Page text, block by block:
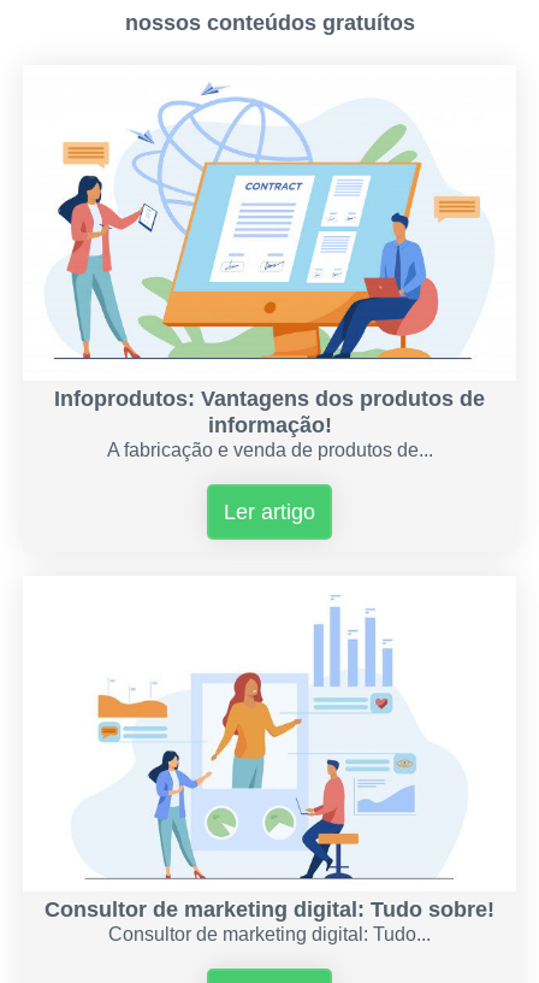
nossos conteúdos gratuítos
Infoprodutos: Vantagens dos produtos de
informação!
A fabricação e venda de produtos de...
Ler artigo
Consultor de marketing digital: Tudo sobre!
Consultor de marketing digital: Tudo...